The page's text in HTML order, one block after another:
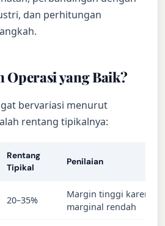
dan perhitungan
Operasi yang Baik?
bervariasi menurut
rentang tipikalnya:
Rentang
Tipikal
Penilaian
20–35%
Margin tinggi karena
marginal rendah